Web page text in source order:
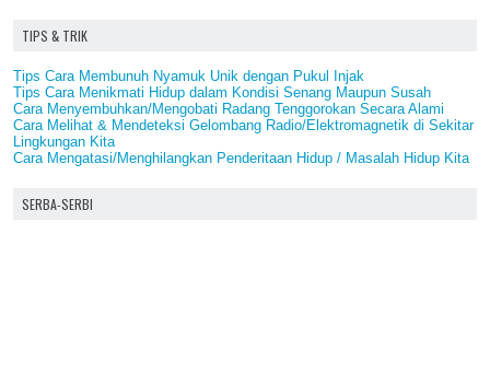
TIPS & TRIK
Tips Cara Membunuh Nyamuk Unik dengan Pukul Injak
Tips Cara Menikmati Hidup dalam Kondisi Senang Maupun Susah
Cara Menyembuhkan/Mengobati Radang Tenggorokan Secara Alami
Cara Melihat & Mendeteksi Gelombang Radio/Elektromagnetik di Sekitar
Lingkungan Kita
Cara Mengatasi/Menghilangkan Penderitaan Hidup / Masalah Hidup Kita
SERBA-SERBI